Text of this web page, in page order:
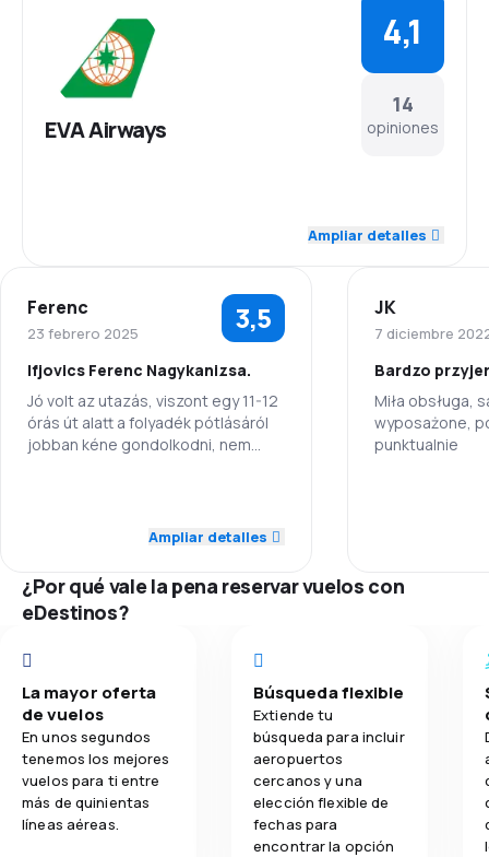
EVA Airways
14
opiniones
4,1
Red de conexiones
Precio del billete 3,8
Comodidad de viaje 4,1
Ampliar detalles
Ferenc
23 febrero 2025 3,5
Ifjovics Ferenc Nagykanizsa.
Jó volt az utazás, viszont egy 11-12
órás út alatt a folyadék pótlásáról
jobban kéne gondolkodni, nem
4,0
Red de conexiones 4,0
3,0
Comodidad de viaje 3,0
Transporte de equipaje 4,0
Comidas 3,0
Ampliar detalles
JK
7 diciembre
Bardzo
Miła obsługa,
wyposażone,
punktualnie
Red de
Precio del
Comodidad
Transporte
¿Por qué vale la pena reservar vuelos con
eDestinos?
La mayor oferta
de vuelos
En unos segundos
tenemos los mejores
vuelos para ti entre
más de quinientas
líneas aéreas.
Búsqueda flexible
Extiende tu
búsqueda para incluir
aeropuertos
cercanos y una
elección flexible de
fechas para
encontrar la opción